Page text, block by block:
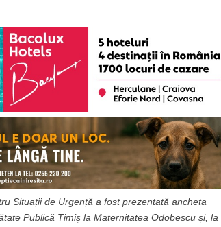
Situații de Urgență a fost prezentată ancheta
Publică Timiș la Maternitatea Odobescu și, la